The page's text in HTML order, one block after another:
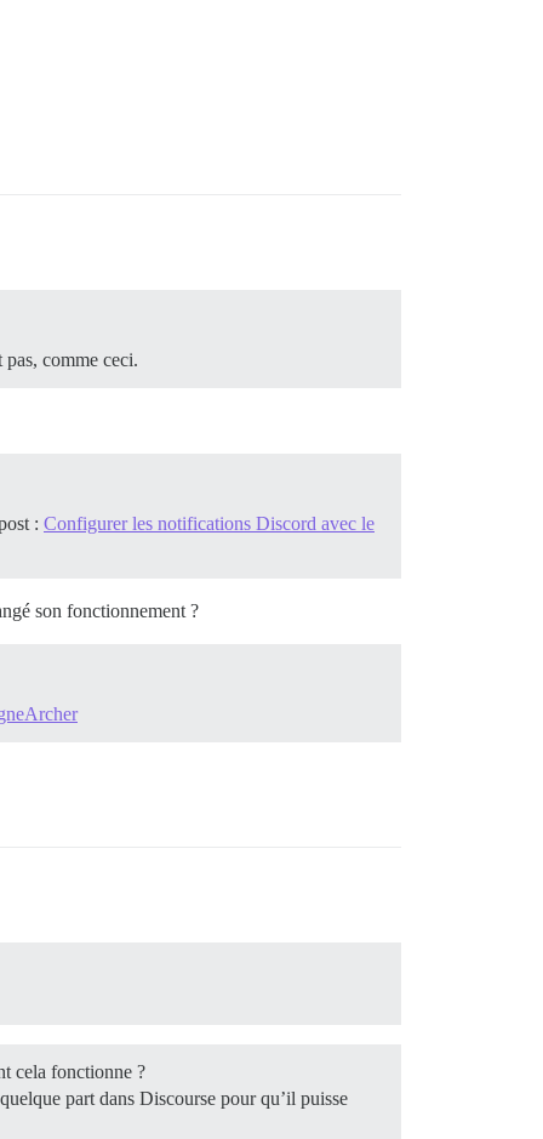
comme ceci.
: Configurer les notifications Discord avec le
son fonctionnement ?
cela fonctionne ?
part dans Discourse pour qu’il puisse